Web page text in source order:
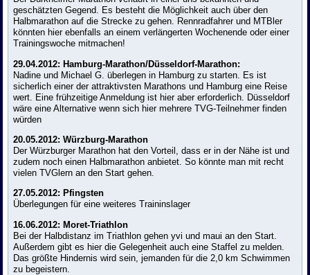
geschätzten Gegend. Es besteht die Möglichkeit auch über den
Halbmarathon auf die Strecke zu gehen. Rennradfahrer und MTBler
könnten hier ebenfalls an einem verlängerten Wochenende oder einer
Trainingswoche mitmachen!
29.04.2012: Hamburg-Marathon/Düsseldorf-Marathon:
Nadine und Michael G. überlegen in Hamburg zu starten. Es ist
sicherlich einer der attraktivsten Marathons und Hamburg eine Reise
wert. Eine frühzeitige Anmeldung ist hier aber erforderlich. Düsseldorf
wäre eine Alternative wenn sich hier mehrere TVG-Teilnehmer finden
würden
20.05.2012: Würzburg-Marathon
Der Würzburger Marathon hat den Vorteil, dass er in der Nähe ist und
zudem noch einen Halbmarathon anbietet. So könnte man mit recht
vielen TVGlern an den Start gehen.
27.05.2012: Pfingsten
Überlegungen für eine weiteres Traininslager
16.06.2012: Moret-Triathlon
Bei der Halbdistanz im Triathlon gehen yvi und maui an den Start.
Außerdem gibt es hier die Gelegenheit auch eine Staffel zu melden.
Das größte Hindernis wird sein, jemanden für die 2,0 km Schwimmen
zu begeistern.